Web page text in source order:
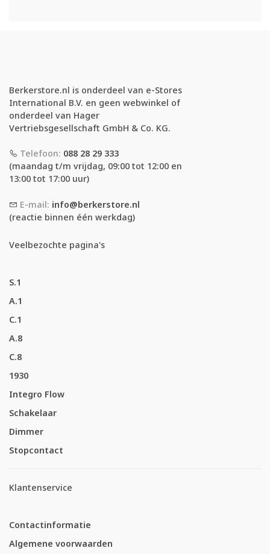
Berkerstore.nl is onderdeel van e-Stores
International B.V. en geen webwinkel of
onderdeel van Hager
Vertriebsgesellschaft GmbH & Co. KG.
Telefoon: 088 28 29 333
(maandag t/m vrijdag, 09:00 tot 12:00 en
13:00 tot 17:00 uur)
E-mail: info@berkerstore.nl
(reactie binnen één werkdag)
Veelbezochte pagina's
S.1
A.1
C.1
A.8
C.8
1930
Integro Flow
Schakelaar
Dimmer
Stopcontact
Klantenservice
Contactinformatie
Algemene voorwaarden